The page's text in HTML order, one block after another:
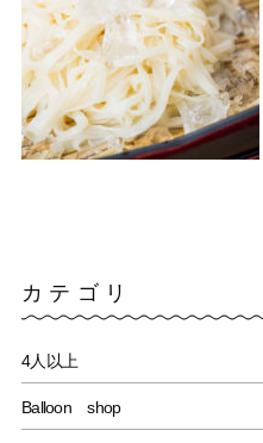
カテゴリ
4人以上
Balloon shop